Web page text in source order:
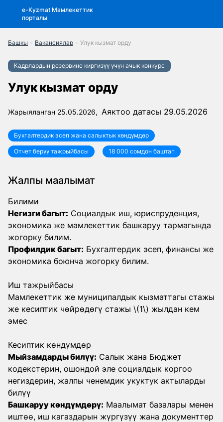
e-Kyzmat Мамлекеттик
порталы
Башкы - Вакансиялар - Улук кызмат орду
Кадрлардын резервине киргизүү үчүн ачык конкурс
Улук кызмат орду
Жарыяланган 25.05.2026, Аяктоо датасы 29.05.2026
Бухгалтердик эсеп жана салыктык көндүмдөр
Отчет берүү тажрыйбасы 18 000 сомдон баштап
Жалпы маалымат
Билими
Негизги багыт: Социалдык иш, юриспруденция,
экономика же мамлекеттик башкаруу тармагында
жогорку билим.
Профилдик багыт: Бухгалтердик эсеп, финансы же
экономика боюнча жогорку билим.
Иш тажрыйбасы
Мамлекеттик же муниципалдык кызматтагы стажы
же кесиптик чөйрөдөгү стажы \(1\) жылдан кем
эмес
Кесиптик көндүмдөр
Мыйзамдарды билүү: Салык жана Бюджет
кодекстерин, ошондой эле социалдык коргоо
негиздерин, жалпы ченемдик укуктук актыларды
билүү
Башкаруу көндүмдөрү: Маалымат базалары менен
иштөө, иш кагаздарын жүргүзүү жана документтер